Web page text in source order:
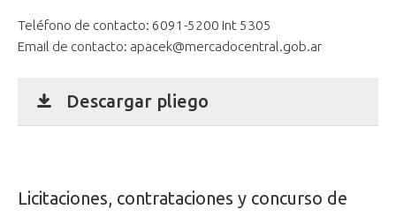
Teléfono de contacto: 6091-5200 Int 5305
Email de contacto: apacek@mercadocentral.gob.ar
Descargar pliego
Licitaciones, contrataciones y concurso de